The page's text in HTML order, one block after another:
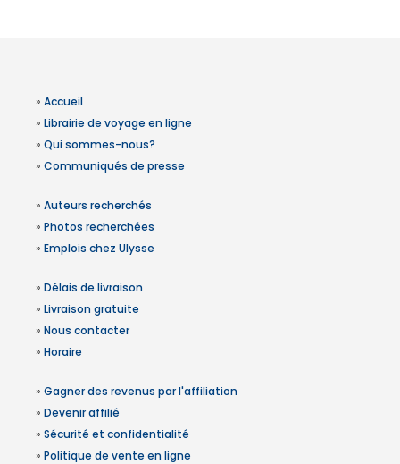
» Accueil
» Librairie de voyage en ligne
» Qui sommes-nous?
» Communiqués de presse
» Auteurs recherchés
» Photos recherchées
» Emplois chez Ulysse
» Délais de livraison
» Livraison gratuite
» Nous contacter
» Horaire
» Gagner des revenus par l'affiliation
» Devenir affilié
» Sécurité et confidentialité
» Politique de vente en ligne